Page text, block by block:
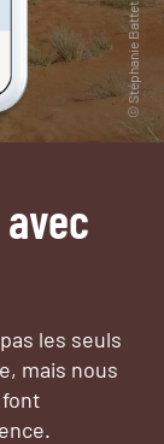
les seuls
mais nous